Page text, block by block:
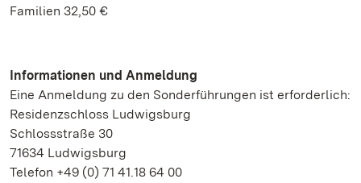
Familien 32,50 €
Informationen und Anmeldung
Eine Anmeldung zu den Sonderführungen ist erforderlich:
Residenzschloss Ludwigsburg
Schlossstraße 30
71634 Ludwigsburg
Telefon +49 (0) 71 41.18 64 00